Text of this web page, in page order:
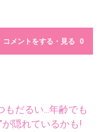
コメントをする・見る
だるい...年齢でも
隠れているかも!